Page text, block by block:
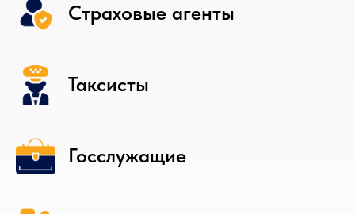
Страховые агенты
Таксисты
Госслужащие